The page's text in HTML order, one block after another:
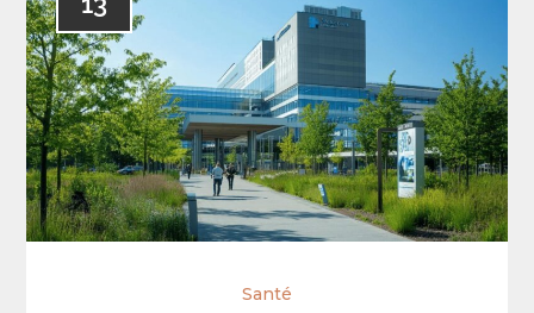
Santé